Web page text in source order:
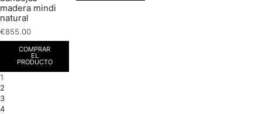
madera mindi
natural
€855.00
COMPRAR
EL
PRODUCTO
1
2
3
4